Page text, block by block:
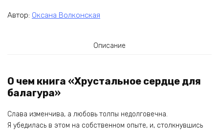
Автор: Оксана Волконская
Описание
О чем книга «Хрустальное сердце для
балагура»
Слава изменчива, а любовь толпы недолговечна.
Я убедилась в этом на собственном опыте, и, столкнувшись